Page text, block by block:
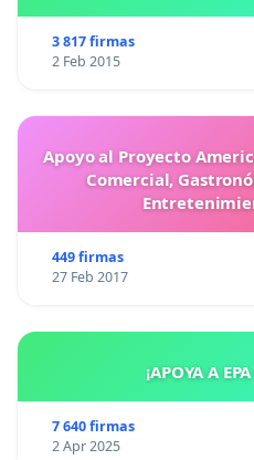
3 817 firmas
2 Feb 2015
Apoyo al Proyecto
Comercial,
449 firmas
27 Feb 2017
¡APOYA A
7 640 firmas
2 Apr 2025